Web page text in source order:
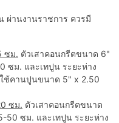
ผ่านงานราชการ ควรมี
ซม. ตัวเสาคอนกรีตขนาด 6"
ซม. และเทปูน ระยะห่าง
ใช้คานปูนขนาด 5" x 2.50
ซม. ตัวเสาคอนกรีตขนาด
50 ซม. และเทปูน ระยะห่าง